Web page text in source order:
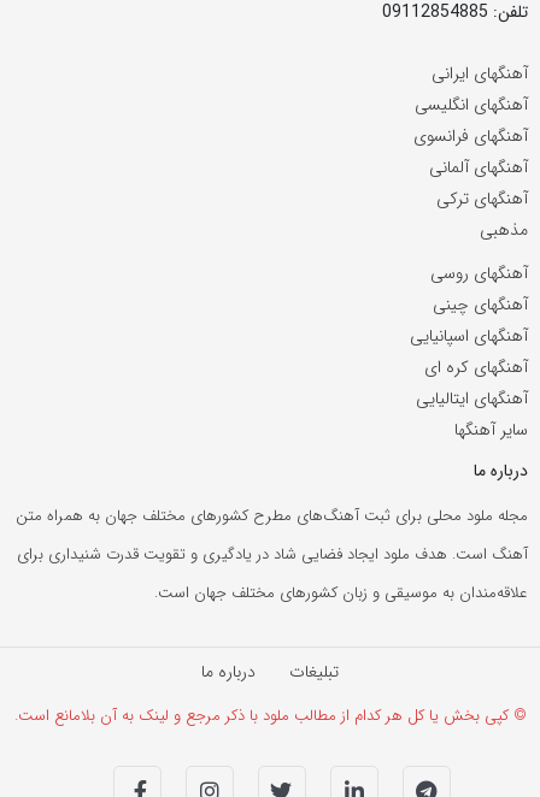
تلفن: 09112854885
آهنگهای ایرانی
آهنگهای انگلیسی
آهنگهای فرانسوی
آهنگهای آلمانی
آهنگهای ترکی
مذهبی
آهنگهای روسی
آهنگهای چینی
آهنگهای اسپانیایی
آهنگهای کره ای
آهنگهای ایتالیایی
سایر آهنگها
درباره ما
مجله ملود محلی برای ثبت آهنگ‌های مطرح کشورهای مختلف جهان به همراه متن
آهنگ است. هدف ملود ایجاد فضایی شاد در یادگیری و تقویت قدرت شنیداری برای
علاقه‌مندان به موسیقی و زبان کشورهای مختلف جهان است.
تبلیغات درباره ما
© کپی بخش یا کل هر کدام از مطالب ملود با ذکر مرجع و لینک به آن بلامانع است.